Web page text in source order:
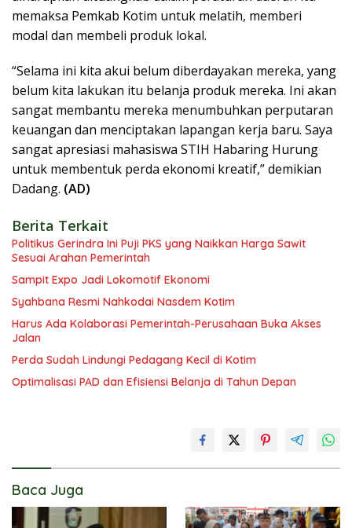
memaksa Pemkab Kotim untuk melatih, memberi
modal dan membeli produk lokal.
“Selama ini kita akui belum diberdayakan mereka, yang
belum kita lakukan itu belanja produk mereka. Ini akan
sangat membantu mereka menumbuhkan perputaran
keuangan dan menciptakan lapangan kerja baru. Saya
sangat apresiasi mahasiswa STIH Habaring Hurung
untuk membentuk perda ekonomi kreatif,” demikian
Dadang. (AD)
Berita Terkait
Politikus Gerindra Ini Puji PKS yang Naikkan Harga Sawit
Sesuai Arahan Pemerintah
Sampit Expo Jadi Lokomotif Ekonomi
Syahbana Resmi Nahkodai Nasdem Kotim
Harus Ada Kolaborasi Pemerintah-Perusahaan Buka Akses
Jalan
Perda Sudah Lindungi Pedagang Kecil di Kotim
Optimalisasi PAD dan Efisiensi Belanja di Tahun Depan
Baca Juga